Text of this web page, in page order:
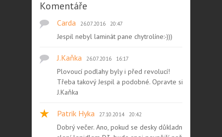
Komentáře
Carda 26.07.2016 20:47
Jespil nebyl laminát pane chytrolíne:-)))
J.Kaňka 26.07.2016 16:17
Plovoucí podlahy byly i před revolucí!
Třeba takový Jespil a podobné. Opravte si.
J.Kaňka
Patrik Hyka 27.10.2014 20:42
Dobrý večer. Ano, pokud se desky důkladně